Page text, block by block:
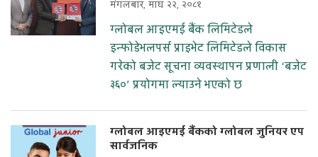
मंगलबार, माघ २२, २०८१
ग्लोबल आइएमई बैंक लिमिटेडले
इन्फोडेभलपर्स प्राइभेट लिमिटेडले विकास
गरेको बजेट सूचना व्यवस्थापन प्रणाली ‘बजेट
३६०’ प्रयोगमा ल्याउने भएको छ
ग्लोबल आइएमई बैंकको ग्लोबल जुनियर एप
सार्वजनिक